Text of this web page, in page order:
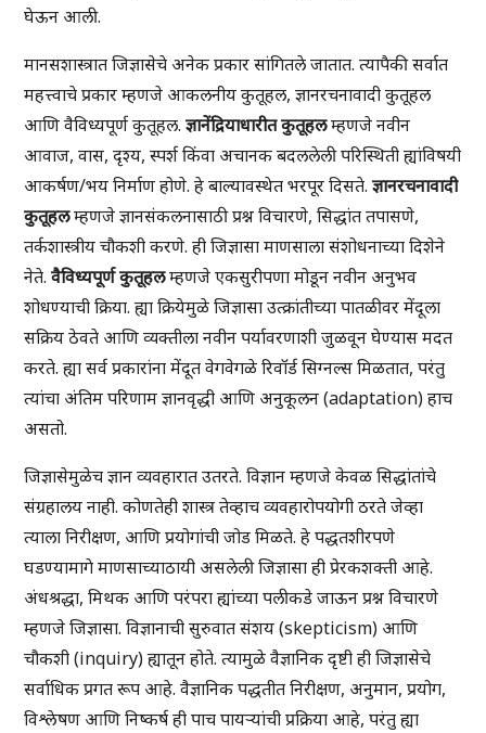
घेऊन आली.
मानसशास्त्रात जिज्ञासेचे अनेक प्रकार सांगितले जातात. त्यापैकी सर्वात
महत्त्वाचे प्रकार म्हणजे आकलनीय कुतूहल, ज्ञानरचनावादी कुतूहल
आणि वैविध्यपूर्ण कुतूहल.ज्ञानेंद्रियाधारीत कुतूहलम्हणजे नवीन
आवाज, वास, दृश्य, स्पर्श किंवा अचानक बदललेली परिस्थिती ह्यांविषयी
आकर्षण/भय निर्माण होणे. हे बाल्यावस्थेत भरपूर दिसते.ज्ञानरचनावादी
कुतूहलम्हणजे ज्ञानसंकलनासाठी प्रश्न विचारणे, सिद्धांत तपासणे,
तर्कशास्त्रीय चौकशी करणे. ही जिज्ञासा माणसाला संशोधनाच्या दिशेने
नेते.वैविध्यपूर्ण कुतूहलम्हणजे एकसुरीपणा मोडून नवीन अनुभव
शोधण्याची क्रिया. ह्या क्रियेमुळे जिज्ञासा उत्क्रांतीच्या पातळीवर मेंदूला
सक्रिय ठेवते आणि व्यक्तीला नवीन पर्यावरणाशी जुळवून घेण्यास मदत
करते. ह्या सर्व प्रकारांना मेंदूत वेगवेगळे रिवॉर्ड सिग्नल्स मिळतात, परंतु
त्यांचा अंतिम परिणाम ज्ञानवृद्धी आणि अनुकूलन (adaptation) हाच
असतो.
जिज्ञासेमुळेच ज्ञान व्यवहारात उतरते. विज्ञान म्हणजे केवळ सिद्धांतांचे
संग्रहालय नाही. कोणतेही शास्त्र तेव्हाच व्यवहारोपयोगी ठरते जेव्हा
त्याला निरीक्षण, आणि प्रयोगांची जोड मिळते. हे पद्धतशीरपणे
घडण्यामागे माणसाच्याठायी असलेली जिज्ञासा ही प्रेरकशक्ती आहे.
अंधश्रद्धा, मिथक आणि परंपरा ह्यांच्या पलीकडे जाऊन प्रश्न विचारणे
म्हणजे जिज्ञासा. विज्ञानाची सुरुवात संशय (skepticism) आणि
चौकशी (inquiry) ह्यातून होते. त्यामुळे वैज्ञानिक दृष्टी ही जिज्ञासेचे
सर्वाधिक प्रगत रूप आहे. वैज्ञानिक पद्धतीत निरीक्षण, अनुमान, प्रयोग,
विश्लेषण आणि निष्कर्ष ही पाच पायऱ्यांची प्रक्रिया आहे, परंतु ह्या